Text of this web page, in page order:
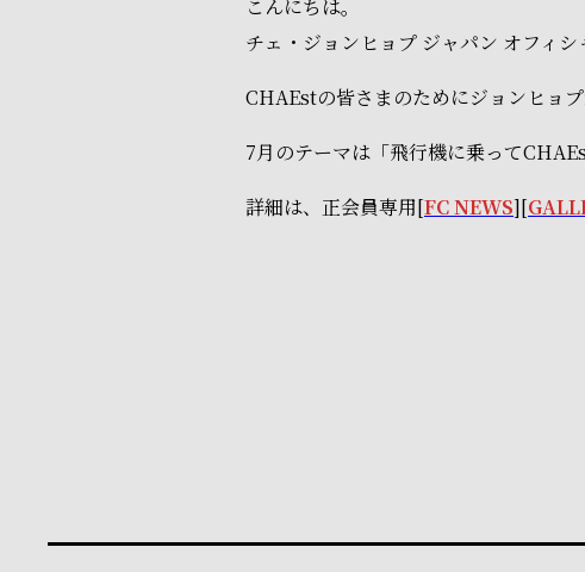
こんにちは。
チェ・ジョンヒョプ ジャパン オフィシ
CHAEstの皆さまのためにジョンヒョ
7月のテーマは「飛行機に乗って
詳細は、正会員専用[FC NEWS][